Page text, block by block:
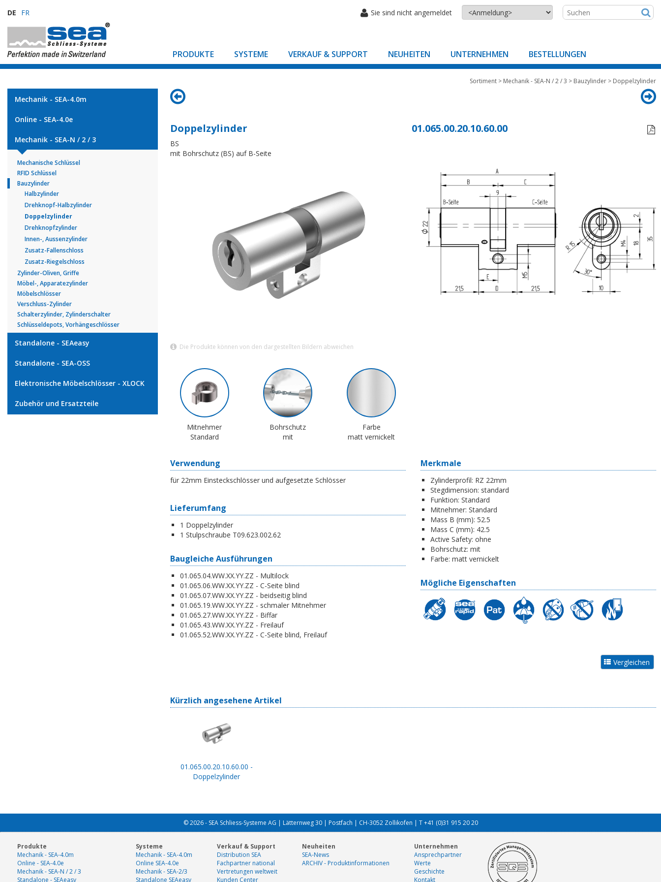
DE FR Sie sind nicht angemeldet
PRODUKTE SYSTEME VERKAUF & SUPPORT NEUHEITEN UNTERNEHMEN BESTELLUNGEN
Mechanik - SEA-4.0m
Online - SEA-4.0e
Mechanik - SEA-N / 2 / 3
Mechanische Schlüssel
RFID Schlüssel
Bauzylinder
Halbzylinder
Drehknopf-Halbzylinder
Doppelzylinder
Drehknopfzylinder
Innen-, Aussenzylinder
Zusatz-Fallenschloss
Zusatz-Riegelschloss
Zylinder-Oliven, Griffe
Möbel-, Apparatezylinder
Möbelschlösser
Verschluss-Zylinder
Schalterzylinder, Zylinderschalter
Schlüsseldepots, Vorhängeschlösser
Standalone - SEAeasy
Standalone - SEA-OSS
Elektronische Möbelschlösser - XLOCK
Zubehör und Ersatzteile
Sortiment > Mechanik - SEA-N / 2 / 3 > Bauzylinder > Doppelzylinder
Doppelzylinder 01.065.00.20.10.60.00

BS
mit Bohrschutz (BS) auf B-Seite
Die Produkte können von den dargestellten Bildern abweichen
Mitnehmer
Standard
Bohrschutz
mit
Farbe
matt vernickelt
Verwendung
für 22mm Einsteckschlösser und aufgesetzte Schlösser
Lieferumfang
1 Doppelzylinder
1 Stulpschraube T09.623.002.62
Baugleiche Ausführungen
01.065.04.WW.XX.YY.ZZ - Multilock
01.065.06.WW.XX.YY.ZZ - C-Seite blind
01.065.07.WW.XX.YY.ZZ - beidseitig blind
01.065.19.WW.XX.YY.ZZ - schmaler Mitnehmer
01.065.27.WW.XX.YY.ZZ - Biffar
01.065.43.WW.XX.YY.ZZ - Freilauf
01.065.52.WW.XX.YY.ZZ - C-Seite blind, Freilauf
Merkmale
Zylinderprofil: RZ 22mm
Stegdimension: standard
Funktion: Standard
Mitnehmer: Standard
Mass B (mm): 52.5
Mass C (mm): 42.5
Active Safety: ohne
Bohrschutz: mit
Farbe: matt vernickelt
Mögliche Eigenschaften
Kürzlich angesehene Artikel
01.065.00.20.10.60.00 -
Doppelzylinder
© 2026 - SEA Schliess-Systeme AG | Lätternweg 30 | Postfach | CH-3052 Zollikofen | T +41 (0)31 915 20 20
Produkte
Mechanik - SEA-4.0m
Online - SEA-4.0e
Mechanik - SEA-N / 2 / 3
Standalone - SEAeasy
Systeme
Mechanik - SEA-4.0m
Online SEA-4.0e
Mechanik - SEA-2/3
Standalone SEAeasy
Verkauf & Support
Distribution SEA
Fachpartner national
Vertretungen weltweit
Kunden Center
Neuheiten
SEA-News
ARCHIV - Produktinformationen
Unternehmen
Ansprechpartner
Werte
Geschichte
Kontakt